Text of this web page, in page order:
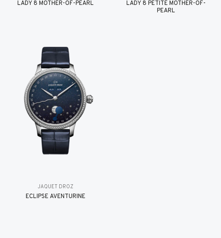
LADY 8 MOTHER-OF-PEARL
LADY 8 PETITE MOTHER-OF-
PEARL
JAQUET DROZ
ÉCLIPSE AVENTURINE